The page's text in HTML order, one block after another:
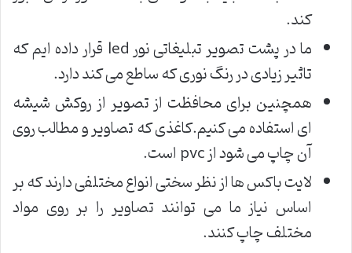
کند.
ما در پشت تصویر تبلیغاتی نور led قرار داده ایم که
تاثیر زیادی در رنگ نوری که ساطع می کند دارد.
همچنین برای محافظت از تصویر از روکش شیشه
ای استفاده می کنیم.کاغذی که تصاویر و مطالب روی
آن چاپ می شود از pvc است.
لایت باکس ها از نظر سختی انواع مختلفی دارند که بر
اساس نیاز ما می توانند تصاویر را بر روی مواد
مختلف چاپ کنند.